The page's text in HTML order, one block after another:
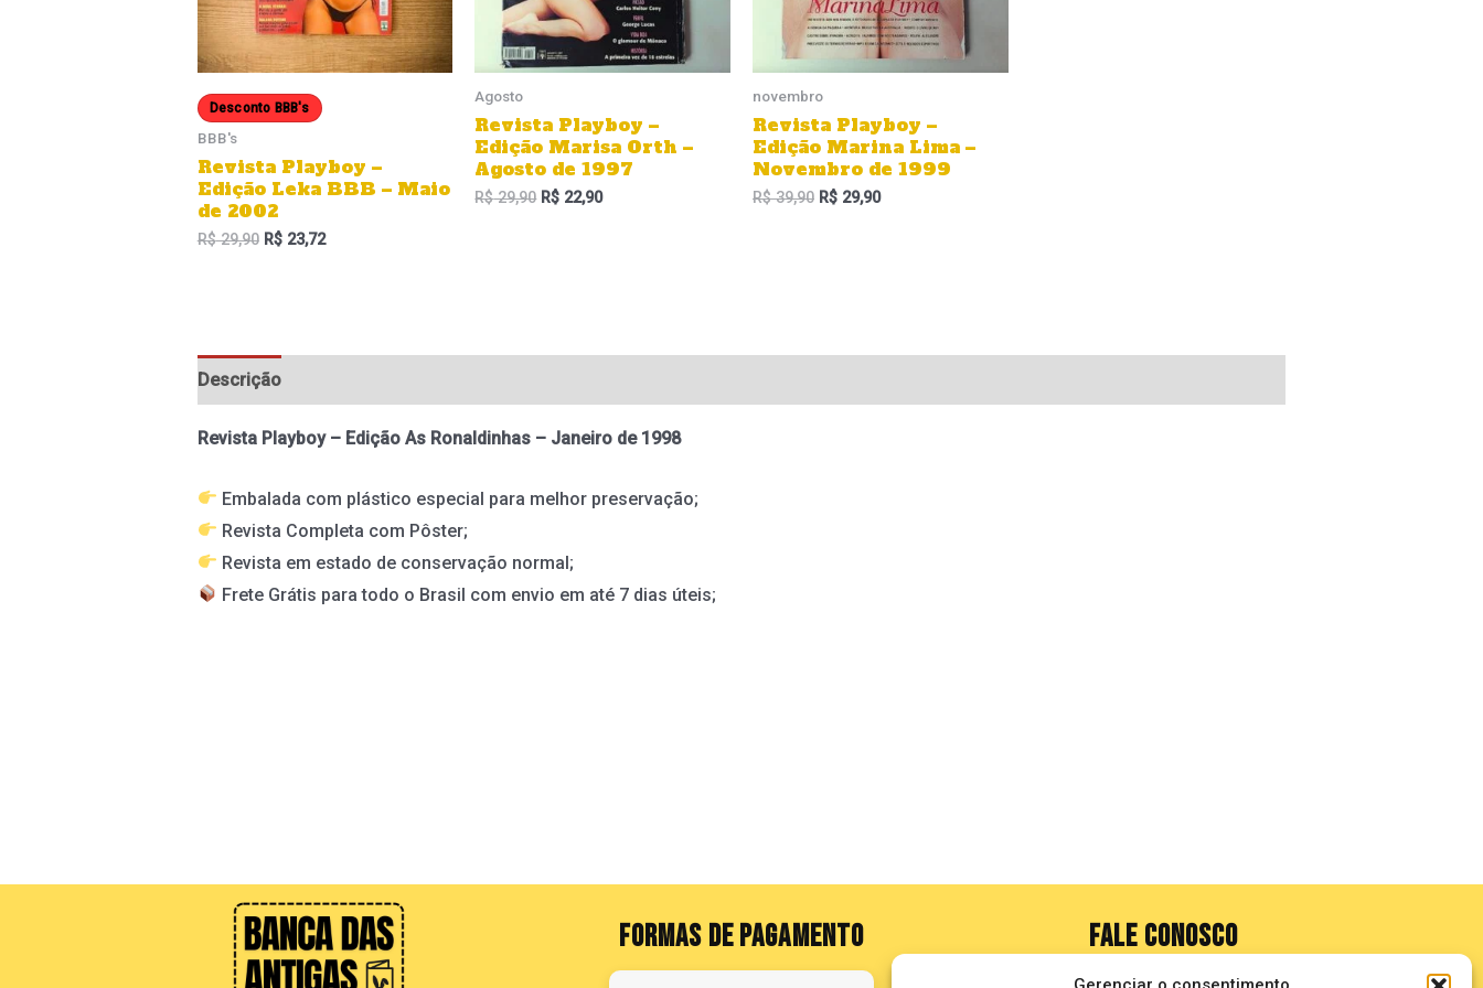
Desconto BBB's
BBB's
Revista Playboy –
Edição Leka BBB – Maio
de 2002
R$29,90 R$23,72
Agosto
Revista Playboy –
Edição Marisa Orth –
Agosto de 1997
R$29,90 R$ 22,90
novembro
Revista Playboy –
Edição Marina Lima –
Novembro de 1999
R$39,90 R$ 29,90
Descrição
Revista Playboy – Edição As Ronaldinhas – Janeiro de 1998
Embalada com plástico especial para melhor preservação;
Revista Completa com Pôster;
Revista em estado de conservação normal;
Frete Grátis para todo o Brasil com envio em até 7 dias úteis;
FORMAS DE PAGAMENTO FALE CONOSCO